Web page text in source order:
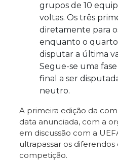
grupos de 10
voltas. Os três
diretamente para
enquanto o
disputar a última
Segue-se uma
final a ser
neutro.
A primeira edição da
data anunciada, com a
em discussão com a
ultrapassar os
competição.